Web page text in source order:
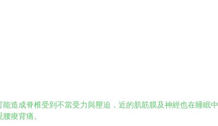
造成脊椎受到不當受力與壓迫，近的肌筋膜及神經也在睡眠中
痠背痛。